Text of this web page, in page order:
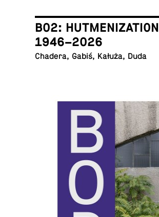
B02: HUTMENIZATION
1946–2026
Chadera, Gabiś, Kałuża, Duda